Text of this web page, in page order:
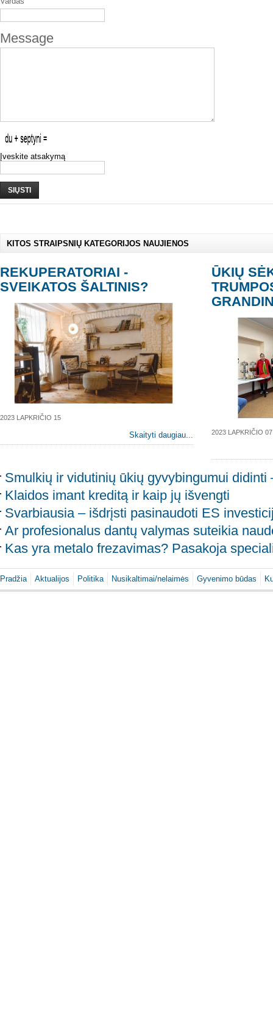
Message
Įveskite atsakymą
SIŲSTI
KITOS STRAIPSNIŲ KATEGORIJOS NAUJIENOS
REKUPERATORIAI -
SVEIKATOS ŠALTINIS?
2023 LAPKRIČIO 15
Skaityti daugiau...
ŪKIŲ
2023 LAPKRIČIO 07
Smulkių ir vidutinių ūkių gyvybingumui didinti
Klaidos imant kreditą ir kaip jų išvengti
Svarbiausia – išdrįsti pasinaudoti ES
Ar profesionalus dantų valymas suteikia
Kas yra metalo frezavimas? Pasakoja
Pradžia Aktualijos Politika Nusikaltimai/nelaimės Gyvenimo būdas